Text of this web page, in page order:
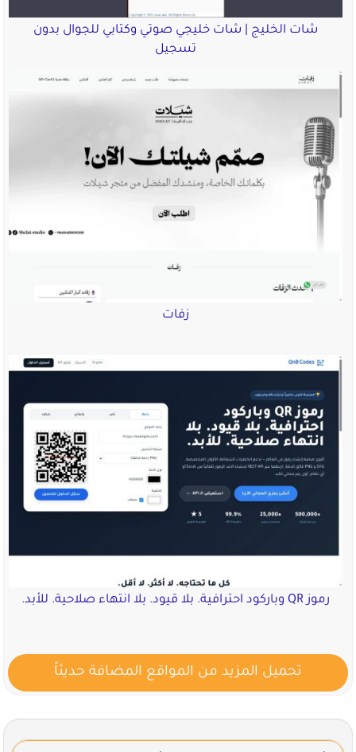
شات الخليج | شات خليجي صوتي وكتابي للجوال بدون
تسجيل
زفات
رموز QR وباركود احترافية. بلا قيود. بلا انتهاء صلاحية. للأبد.
تحميل المزيد من المواقع المضافة حديثاً